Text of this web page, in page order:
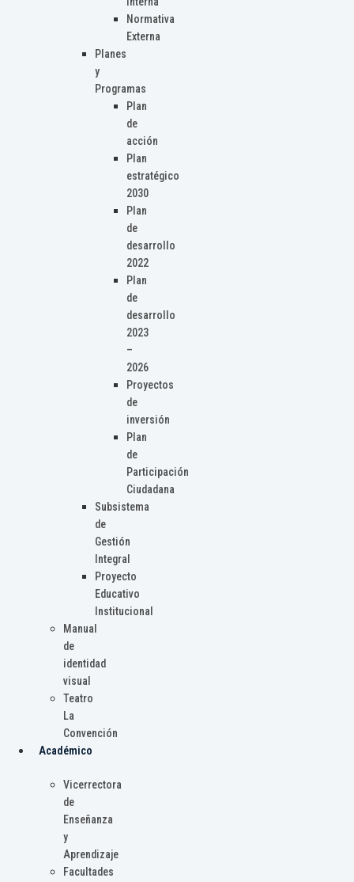
Normativa
Externa
Planes
y
Programas
Plan
de
acción
Plan
estratégico
2030
Plan
de
desarrollo
2022
Plan
de
desarrollo
2023
–
2026
Proyectos
de
inversión
Plan
de
Participación
Ciudadana
Subsistema
de
Gestión
Integral
Proyecto
Educativo
Institucional
Manual
de
identidad
visual
Teatro
La
Convención
Académico
Vicerrectora
de
Enseñanza
y
Aprendizaje
Facultades